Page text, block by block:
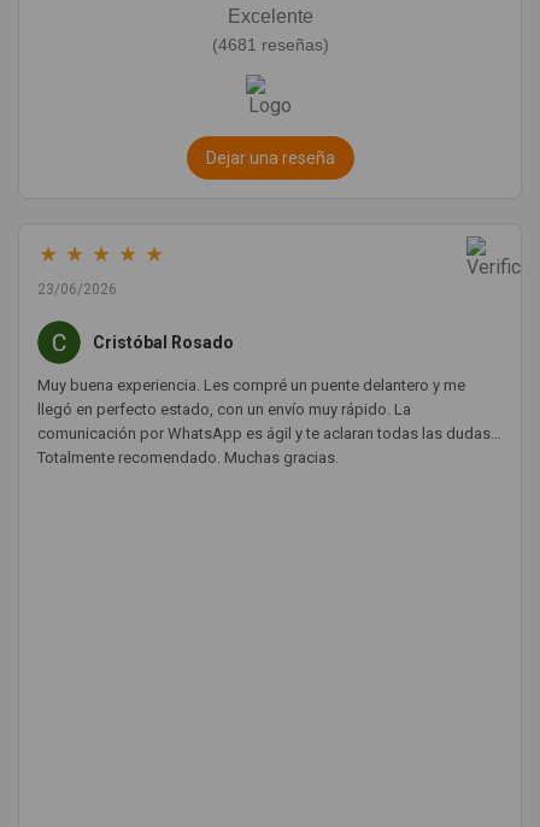
Excelente
(4681 reseñas)
Dejar una reseña
★ ★ ★ ★ ★
23/06/2026
Cristóbal Rosado
Muy buena experiencia. Les compré un puente delantero y me
llegó en perfecto estado, con un envío muy rápido. La
comunicación por WhatsApp es ágil y te aclaran todas las dudas.
Totalmente recomendado. Muchas gracias.